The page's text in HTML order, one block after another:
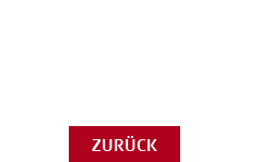
ZURÜCK